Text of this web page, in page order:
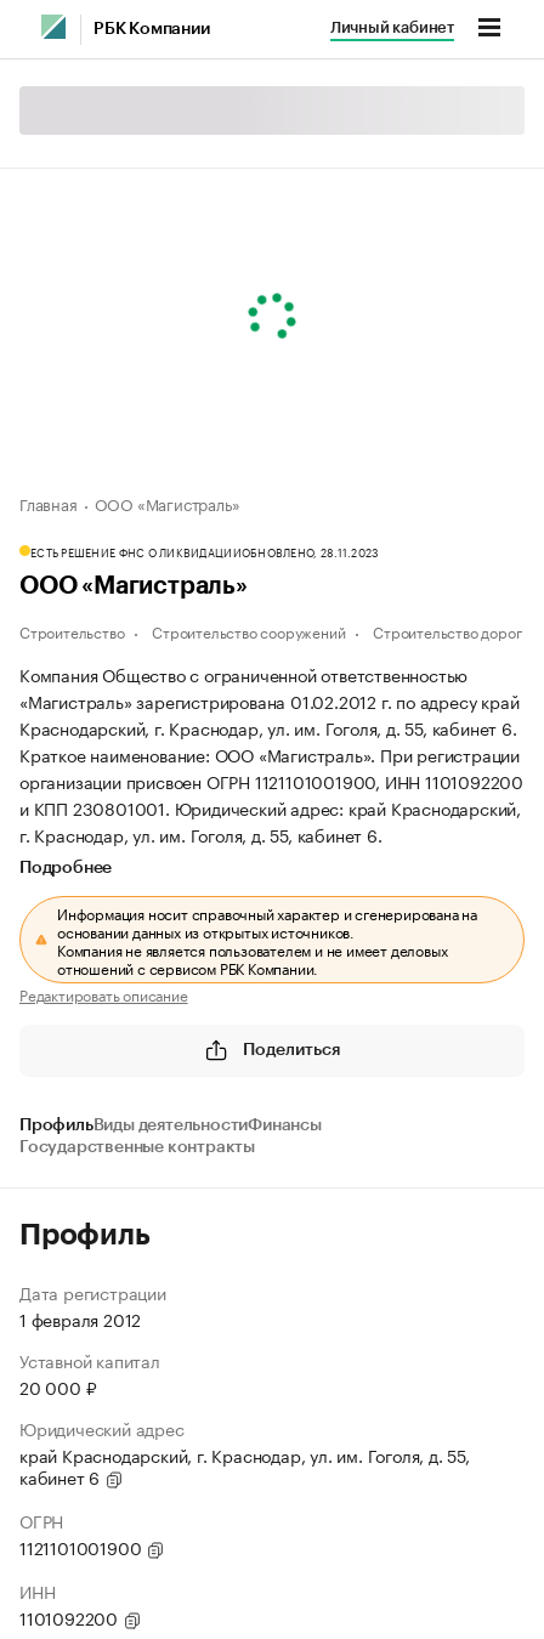
РБК Компании Личный кабинет
Главная ООО «Магистраль»
ЕСТЬ РЕШЕНИЕ ФНС О ЛИКВИДАЦИИОБНОВЛЕНО, 28.11.2023
ООО «Магистраль»
Строительство Строительство сооружений Строительство дорог
Компания Общество с ограниченной ответственностью
«Магистраль» зарегистрирована 01.02.2012 г. по адресу край
Краснодарский, г. Краснодар, ул. им. Гоголя, д. 55, кабинет 6.
Краткое наименование: ООО «Магистраль». При регистрации
организации присвоен ОГРН 1121101001900, ИНН 1101092200
и КПП 230801001. Юридический адрес: край Краснодарский,
г. Краснодар, ул. им. Гоголя, д. 55, кабинет 6.
Подробнее
Информация носит справочный характер и сгенерирована на
основании данных из открытых источников.
Компания не является пользователем и не имеет деловых
отношений с сервисом РБК Компании.
Редактировать описание
Поделиться
ПрофильВиды деятельностиФинансы
Государственные контракты
Профиль
Дата регистрации
1 февраля 2012
Уставной капитал
20 000 ₽
Юридический адрес
край Краснодарский, г. Краснодар, ул. им. Гоголя, д. 55,
кабинет 6
ОГРН
1121101001900
ИНН
1101092200